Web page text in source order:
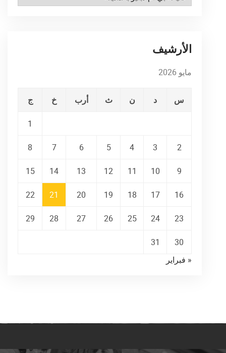
الأرشيف
مايو 2026
س د ن ث أرب خ ج
1
2
3
4
5
6
7
8
9
10
11
12
13
14
15
16
17
18
19
20
21
22
23
24
25
26
27
28
29
30
31
« فبراير